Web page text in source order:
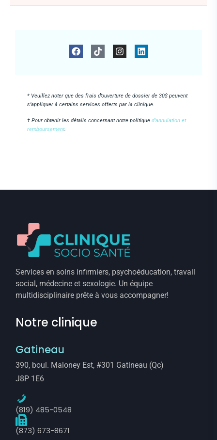
* Veuillez noter que des frais d’ouverture de dossier de 30$ peuvent
s’appliquer à certains services offerts par la clinique.
† Pour obtenir les détails concernant notre politique d’annulation et
remboursement.
Services en soins infirmiers, psychoéducation, travail
social, médecine et sexologie. Un équipe
multidisciplinaire prête à vous accompagner!
Notre clinique
Gatineau
390, boul. Maloney Est, #301 Gatineau (Qc)
J8P 1E6
(819) 485-0548
(873) 673-8671